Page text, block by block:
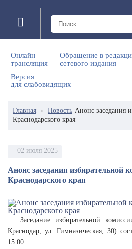
Онлайн
трансляция
Обращение в
сетевого издания
Версия
для слабовидящих
Главная › Новость Анонс заседания
Краснодарского края
02 июля 2025
Анонс заседания избирательной
Краснодарского края
Заседание избирательной
Краснодар, ул. Гимназическая, 30)
15.00.